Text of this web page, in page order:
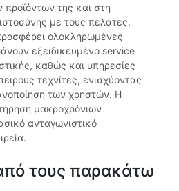
προϊόντων της και στη
με τους πελάτες.
ολοκληρωμένες
εξειδικευμένο service
καθώς και υπηρεσίες
τεχνίτες, ενισχύοντας
των χρηστών. Η
μακροχρόνιων
ανταγωνιστικό
τους παρακάτω